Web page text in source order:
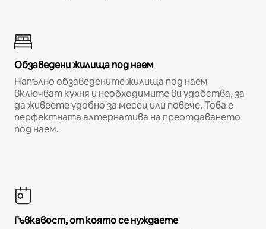
Обзаведени жилища под наем
Напълно обзаведените жилища под наем
включват кухня и необходимите ви удобства, за
да живеете удобно за месец или повече. Това е
перфектната алтернатива на преотдаването
под наем.
Гъвкавост, от която се нуждаете